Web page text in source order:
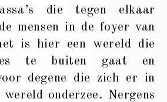
die tegen elkaar
mensen in de foyer van
is hier een wereld die
te buiten gaat en
degene die zich er in
onderzee. Nergens